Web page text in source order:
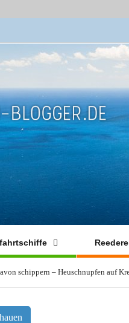
schippern – Heuschnupfen auf